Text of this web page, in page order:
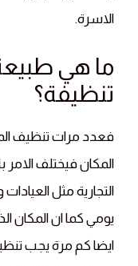
الاسرة.
ما هي طبيعة
تنظيفة؟
فعدد مرات تنظيف
المكان فيختلف
التجارية مثل
يومي كما ان المكان
ايضا كم مرة يجب